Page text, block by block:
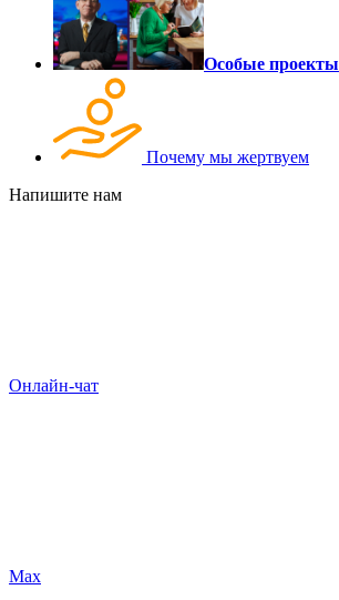
Особые проекты
Почему мы жертвуем
Напишите нам
Онлайн-чат
Max